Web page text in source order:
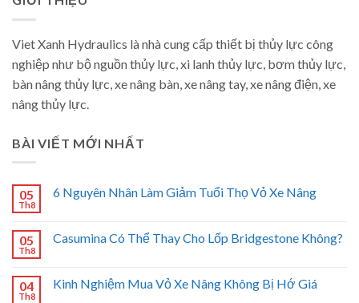
Viet Xanh Hydraulics là nhà cung cấp thiết bị thủy lực công
nghiệp như bộ nguồn thủy lực, xi lanh thủy lực, bơm thủy lực,
bàn nâng thủy lực, xe nâng bàn, xe nâng tay, xe nâng điện, xe
nâng thủy lực.
BÀI VIẾT MỚI NHẤT
05
Th8
6 Nguyên Nhân Làm Giảm Tuổi Thọ Vỏ Xe Nâng
05
Th8
Casumina Có Thể Thay Cho Lốp Bridgestone Không?
04
Th8
Kinh Nghiệm Mua Vỏ Xe Nâng Không Bị Hớ Giá